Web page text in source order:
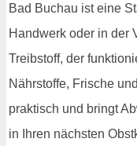
Bad Buchau ist eine
Handwerk oder in der
Treibstoff, der
Nährstoffe, Frische
praktisch und bringt
in Ihren nächsten